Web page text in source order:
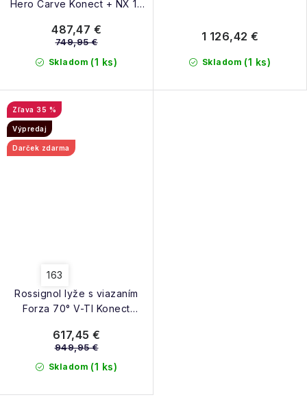
Hero Carve Konect + NX 12
25/26
Skladom (1 ks)
487,47 €
749,95 €
Skladom (1 ks)
1 126,42 €
Rossignol lyže s viazaním
Forza 70° V-TI Konect
B80 24/25
35 %
Výpredaj
Darček zdarma
163
Skladom (1 ks)
617,45 €
949,95 €